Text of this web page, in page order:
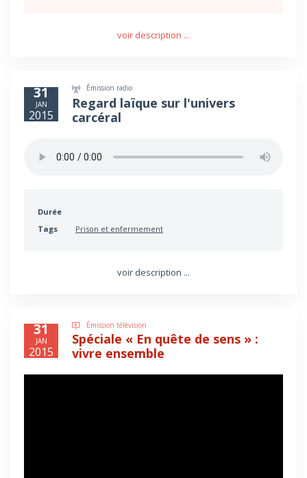
voir description ...
31
JAN
2015
Émission radio
Regard laïque sur l'univers
carcéral
Durée
Tags
Prison et enfermement
voir description ...
31
JAN
2015
Émission télévision
Spéciale « En quête de sens » :
vivre ensemble